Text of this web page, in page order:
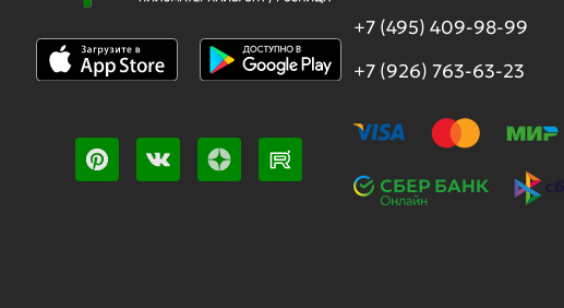
+7 (495) 409-98-99
+7 (926) 763-63-23